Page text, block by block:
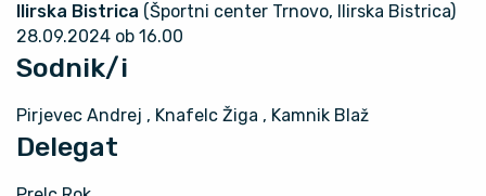
Ilirska Bistrica (Športni center Trnovo, Ilirska Bistrica)
28.09.2024 ob 16.00
Sodnik/i
Pirjevec Andrej , Knafelc Žiga , Kamnik Blaž
Delegat